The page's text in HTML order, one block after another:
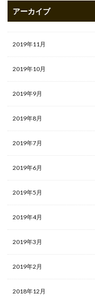
アーカイブ
2019年11月
2019年10月
2019年9月
2019年8月
2019年7月
2019年6月
2019年5月
2019年4月
2019年3月
2019年2月
2018年12月